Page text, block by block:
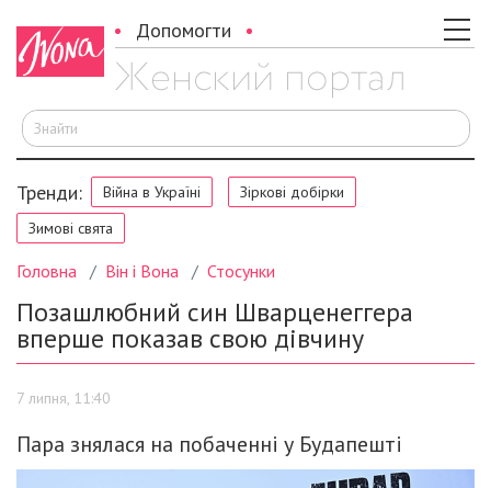
Допомогти
Тренди: Війна в Україні
Зіркові добірки
Зимові свята
Головна Він і Вона Стосунки
Позашлюбний син Шварценеггера
вперше показав свою дівчину
7 липня, 11:40
Пара знялася на побаченні у Будапешті